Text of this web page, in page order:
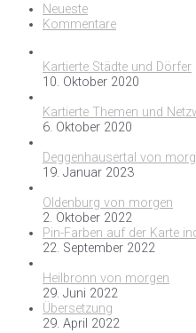
Neueste
Kommentare
Kartierte Städte und Dörfer
10. Oktober 2020
Kartierte Themen und
6. Oktober 2020
Deggenhausertal von
19. Januar 2023
Oldenburg von morgen
2. Oktober 2022
Pin-Farben auf der Karte
22. September 2022
Heilbronn von morgen
29. Juni 2022
Übersetzung
29. April 2022